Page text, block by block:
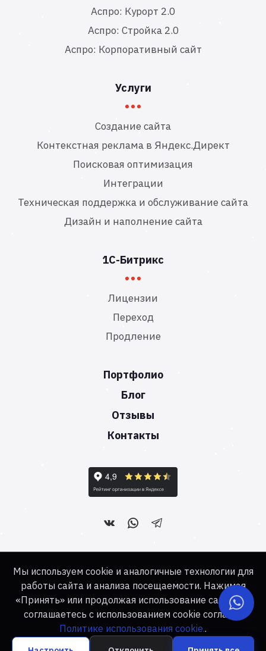
Создать сайт - это наша работа!
Аспро: Курорт 2.0
Аспро: Стройка 2.0
Аспро: Корпоративный сайт
Услуги
Создание сайта
Контекстная реклама в Яндекс.Директ
Поисковая оптимизация
Интеграции
Техническая поддержка и обслуживание сайта
Дизайн и наполнение сайта
1С-Битрикс
Лицензии
Переход
Продление
Портфолио
Блог
Отзывы
Контакты
Веб-студия «ЦЕМЕС» © 2006-2026. Все права защищены.
Сайт не является публичной офертой
Политика обработки персональных данных
Мы используем cookie и аналогичные технологии для
работы сайта и анализа посещаемости. Нажимая
«Принять» или продолжая использование сайта, вы
соглашаетесь с использованием cookie согласно
Политике использования cookie..